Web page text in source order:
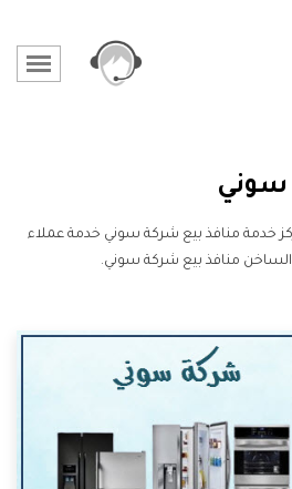
سوني
خدمة منافذ بيع شركة سوني خدمة عملاء
منافذ بيع شركة سوني.